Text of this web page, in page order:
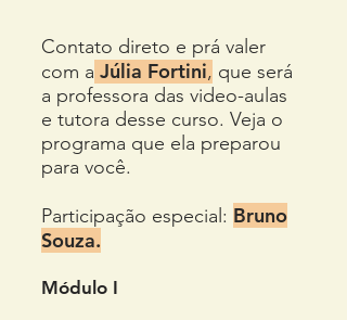
Contato direto e prá valer
com a Júlia Fortini, que será
a professora das video-aulas
e tutora desse curso. Veja o
programa que ela preparou
para você.
Participação especial: Bruno
Souza.
Módulo I